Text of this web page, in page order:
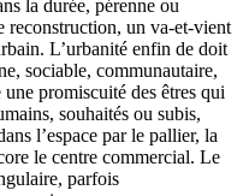
la durée, pérenne ou
reconstruction, un va-et-vient
L’urbanité enfin de doit
sociable, communautaire,
promiscuité des êtres qui
souhaités ou subis,
l’espace par le pallier, la
le centre commercial. Le
parfois